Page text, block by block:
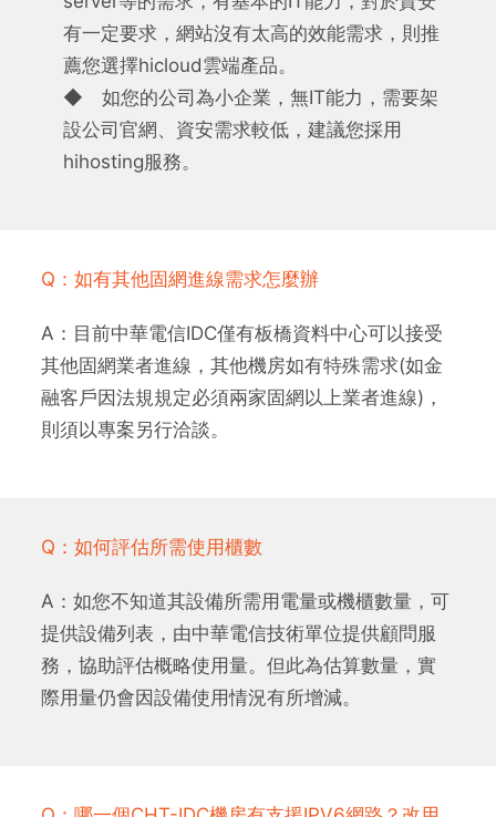
有一定要求，網站沒有太高的效能需求，則推
薦您選擇hicloud雲端產品。
◆ 如您的公司為小企業，無IT能力，需要架
設公司官網、資安需求較低，建議您採用
hihosting服務。
Q：如有其他固網進線需求怎麼辦
A：目前中華電信IDC僅有板橋資料中心可以接受
其他固網業者進線，其他機房如有特殊需求(如金
融客戶因法規規定必須兩家固網以上業者進線)，
則須以專案另行洽談。
Q：如何評估所需使用櫃數
A：如您不知道其設備所需用電量或機櫃數量，可
提供設備列表，由中華電信技術單位提供顧問服
務，協助評估概略使用量。但此為估算數量，實
際用量仍會因設備使用情況有所增減。